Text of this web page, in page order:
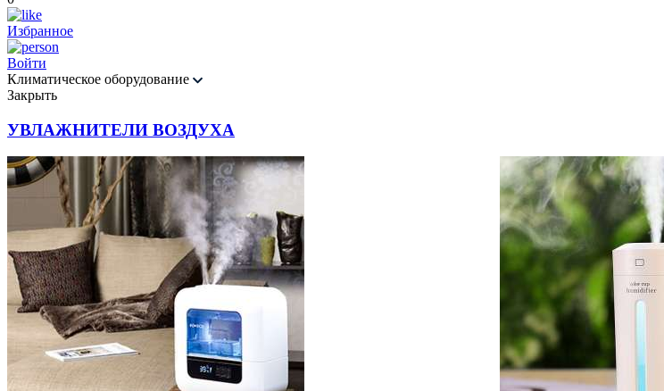
Избранное
Войти
Климатическое оборудование
Закрыть
УВЛАЖНИТЕЛИ ВОЗДУХА